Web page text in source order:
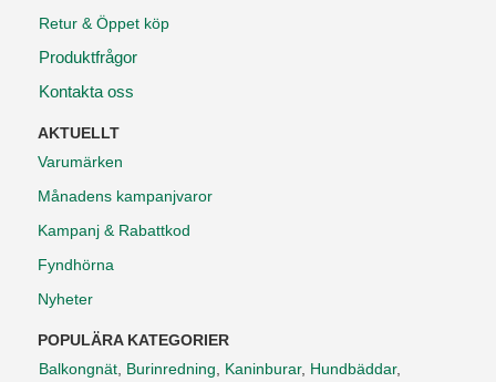
Retur & Öppet köp
Produktfrågor
Kontakta oss
AKTUELLT
Varumärken
Månadens kampanjvaror
Kampanj & Rabattkod
Fyndhörna
Nyheter
POPULÄRA KATEGORIER
Balkongnät, Burinredning, Kaninburar, Hundbäddar,